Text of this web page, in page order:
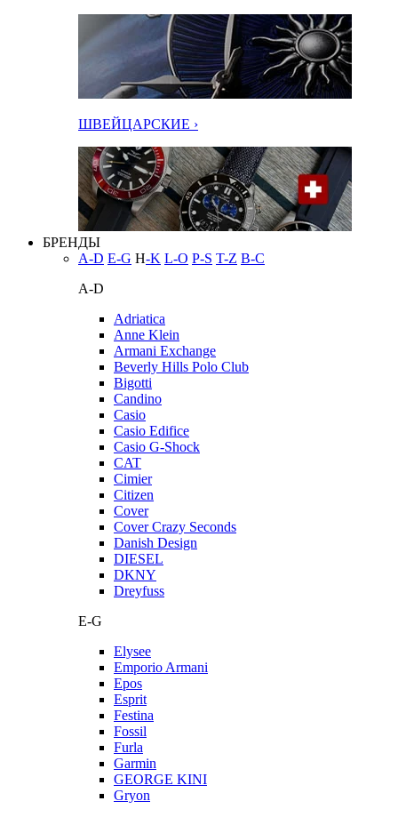
ШВЕЙЦАРСКИЕ ›
БРЕНДЫ
A-D E-G H-K L-O P-S T-Z В-С
A-D
Adriatica
Anne Klein
Armani Exchange
Beverly Hills Polo Club
Bigotti
Candino
Casio
Casio Edifice
Casio G-Shock
CAT
Cimier
Citizen
Cover
Cover Crazy Seconds
Danish Design
DIESEL
DKNY
Dreyfuss
E-G
Elysee
Emporio Armani
Epos
Esprit
Festina
Fossil
Furla
Garmin
GEORGE KINI
Gryon